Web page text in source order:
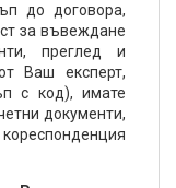
до договора,
за въвеждане
преглед и
Ваш експерт,
с код), имате
документи,